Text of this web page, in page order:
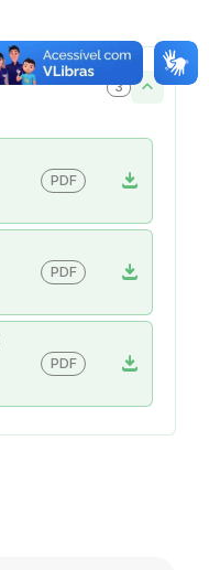
3
download
PDF
download
PDF
download
PDF